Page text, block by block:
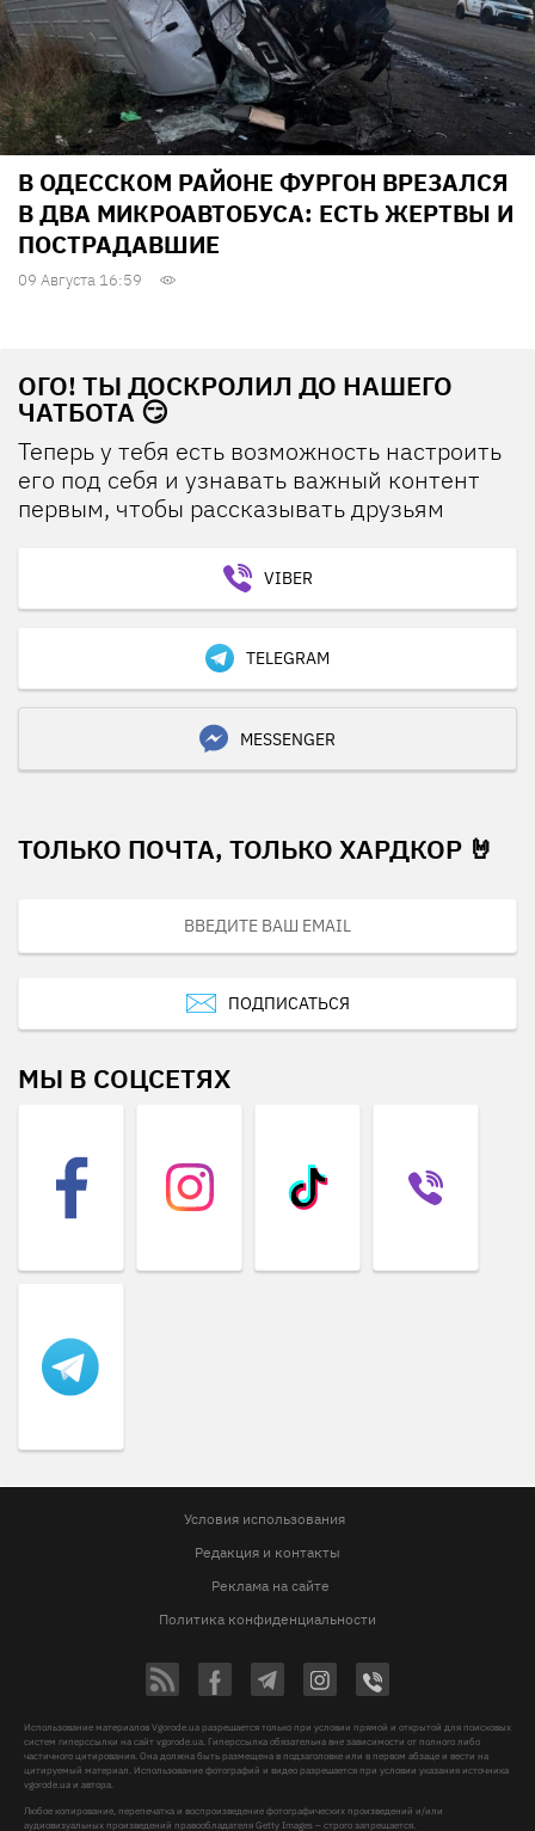
В ОДЕССКОМ РАЙОНЕ ФУРГОН ВРЕЗАЛСЯ
В ДВА МИКРОАВТОБУСА: ЕСТЬ ЖЕРТВЫ И
ПОСТРАДАВШИЕ
09 Августа 16:59
ОГО! ТЫ ДОСКРОЛИЛ ДО НАШЕГО
ЧАТБОТА 😏
Теперь у тебя есть возможность настроить
его под себя и узнавать важный контент
первым, чтобы рассказывать друзьям
VIBER
TELEGRAM
MESSENGER
ТОЛЬКО ПОЧТА, ТОЛЬКО ХАРДКОР 🤘
ПОДПИСАТЬСЯ
МЫ В СОЦСЕТЯХ
Условия использования
Редакция и контакты
Реклама на сайте
Политика конфиденциальности
Использование материалов Vgorode.ua разрешается только при условии прямой и открытой для поисковых
систем гиперссылки на сайт vgorode.ua. Гиперссылка обязательна вне зависимости от полного либо
частичного цитирования. Она должна быть размещена в подзаголовке или в первом абзаце и вести на
цитируемый материал. Использование фотографий и видео разрешается при условии указания источника
vgorode.ua и автора.
Любое копирование, перепечатка и воспроизведение фотографических произведений и/или
аудиовизуальных произведений правообладателя Getty Images – строго запрещается.